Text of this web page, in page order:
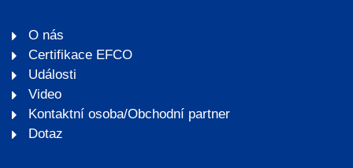
O nás
Certifikace EFCO
Události
Video
Kontaktní osoba/Obchodní partner
Dotaz